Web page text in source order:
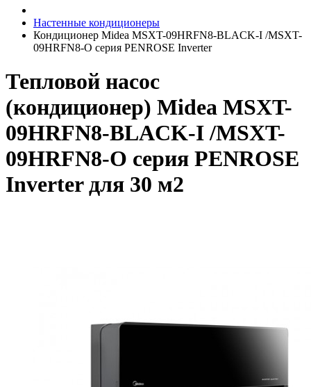
Настенные кондиционеры
Кондиционер Midea MSXT-09HRFN8-BLACK-I /MSXT-
09HRFN8-O серия PENROSE Inverter
Тепловой насос
(кондиционер) Midea MSXT-
09HRFN8-BLACK-I /MSXT-
09HRFN8-O серия PENROSE
Inverter для 30 м2